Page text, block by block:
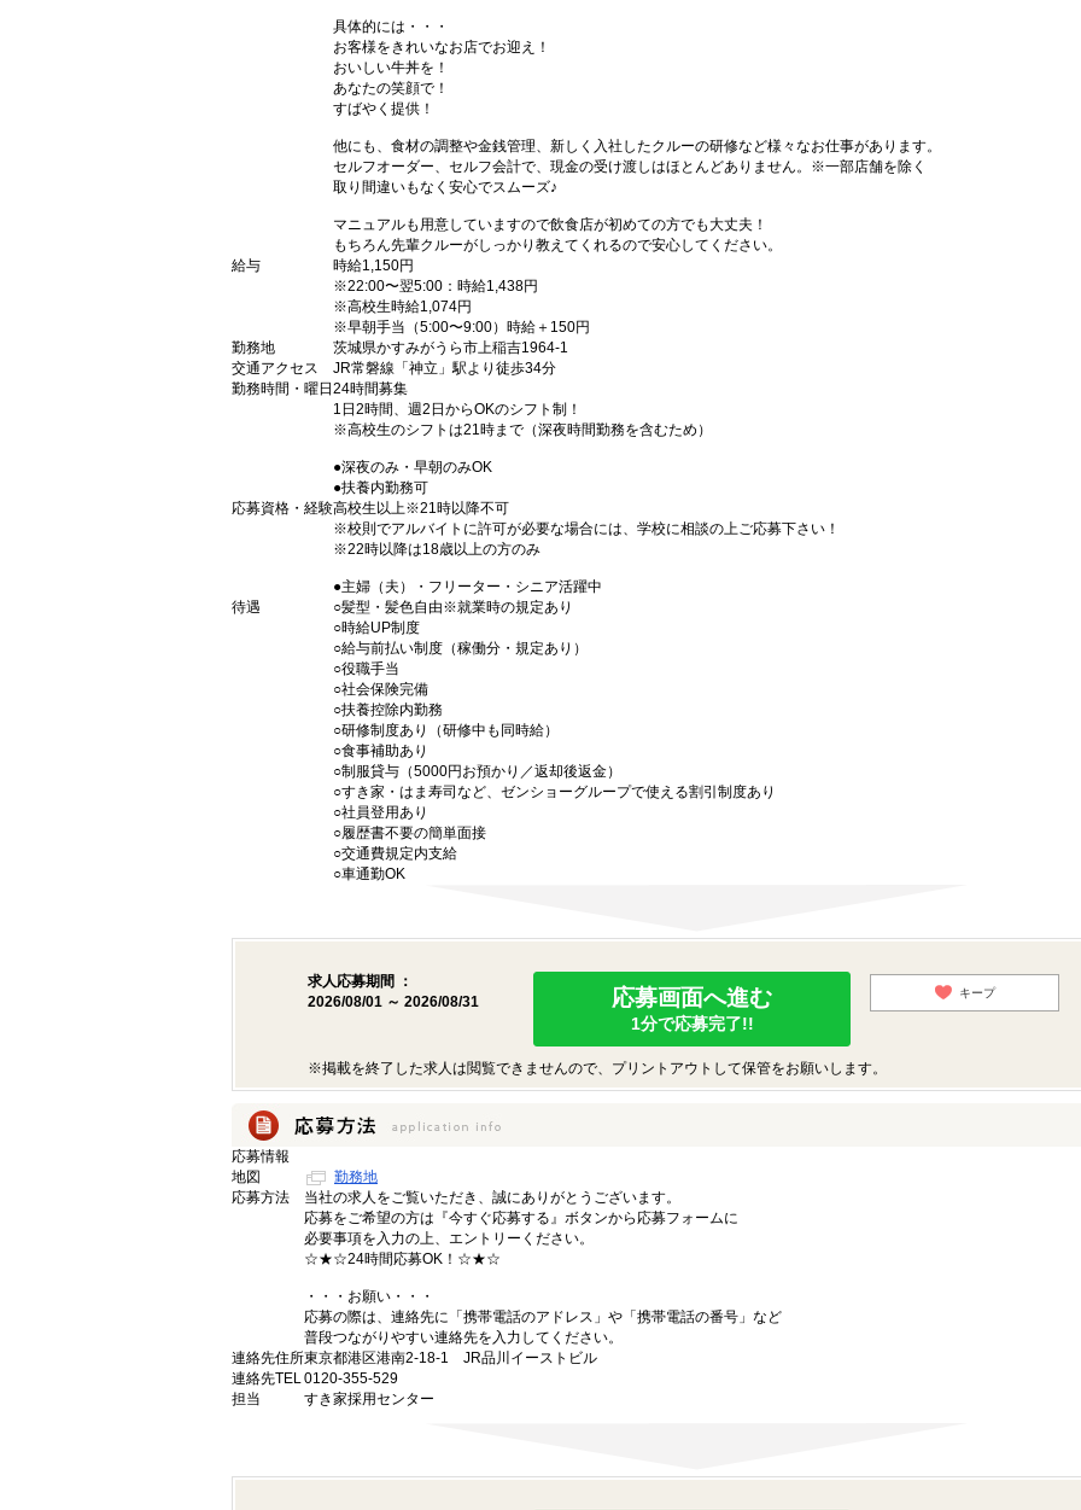
具体的には・・・
お客様をきれいなお店でお迎え！
おいしい牛丼を！
あなたの笑顔で！
すばやく提供！
他にも、食材の調整や金銭管理、新しく入社したクルーの研修など様々なお仕事があります。
セルフオーダー、セルフ会計で、現金の受け渡しはほとんどありません。※一部店舗を除く
取り間違いもなく安心でスムーズ♪
マニュアルも用意していますので飲食店が初めての方でも大丈夫！
もちろん先輩クルーがしっかり教えてくれるので安心してください。
給与
時給1,150円
※22:00〜翌5:00：時給1,438円
※高校生時給1,074円
※早朝手当（5:00〜9:00）時給＋150円
勤務地
茨城県かすみがうら市上稲吉1964-1
交通アクセス
JR常磐線「神立」駅より徒歩34分
勤務時間・曜日 24時間募集
1日2時間、週2日からOKのシフト制！
※高校生のシフトは21時まで（深夜時間勤務を含むため）
●深夜のみ・早朝のみOK
●扶養内勤務可
応募資格・経験高校生以上※21時以降不可
※校則でアルバイトに許可が必要な場合には、学校に相談の上ご応募下さい！
※22時以降は18歳以上の方のみ
●主婦（夫）・フリーター・シニア活躍中
待遇
○髪型・髪色自由※就業時の規定あり
○時給UP制度
○給与前払い制度（稼働分・規定あり）
○役職手当
○社会保険完備
○扶養控除内勤務
○研修制度あり（研修中も同時給）
○食事補助あり
○制服貸与（5000円お預かり／返却後返金）
○すき家・はま寿司など、ゼンショーグループで使える割引制度あり
○社員登用あり
○履歴書不要の簡単面接
○交通費規定内支給
○車通勤OK
求人応募期間 ：
2026/08/01 ～ 2026/08/31
応募画面へ進む
1分で応募完了!!
キープ
※掲載を終了した求人は閲覧できませんので、プリントアウトして保管をお願いします。
応募情報
地図
勤務地
応募方法
当社の求人をご覧いただき、誠にありがとうございます。
応募をご希望の方は『今すぐ応募する』ボタンから応募フォームに
必要事項を入力の上、エントリーください。
☆★☆24時間応募OK！☆★☆
・・・お願い・・・
応募の際は、連絡先に「携帯電話のアドレス」や「携帯電話の番号」など
普段つながりやすい連絡先を入力してください。
連絡先住所東京都港区港南2-18-1 JR品川イーストビル
連絡先TEL0120-355-529
担当
すき家採用センター